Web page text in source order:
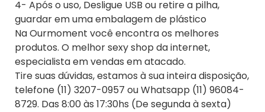
4- Após o uso, Desligue USB ou retire a pilha,
guardar em uma embalagem de plástico
Na Ourmoment você encontra os melhores
produtos. O melhor sexy shop da internet,
especialista em vendas em atacado.
Tire suas dúvidas, estamos à sua inteira disposição,
telefone (11) 3207-0957 ou Whatsapp (11) 96084-
8729. Das 8:00 às 17:30hs (De segunda à sexta)